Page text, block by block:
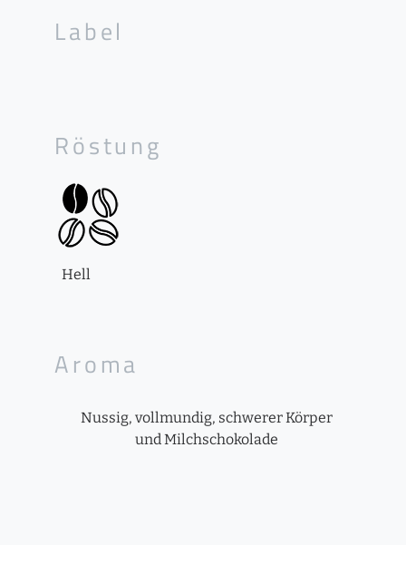
Label
Röstung
Hell
Aroma
Nussig, vollmundig, schwerer Körper
und Milchschokolade